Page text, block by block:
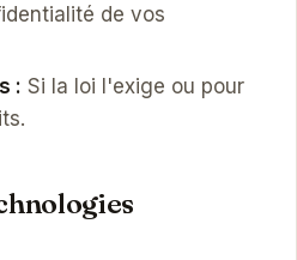
de vos
: Si la loi l'exige ou pour